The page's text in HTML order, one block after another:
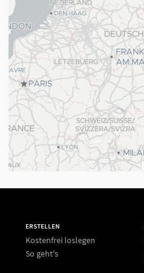
ERSTELLEN
Kostenfrei loslegen
So geht's